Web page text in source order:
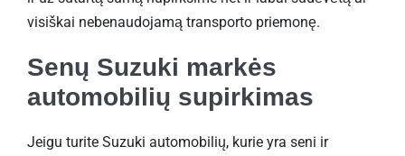
visiškai nebenaudojamą transporto priemonę.
Senų Suzuki markės
automobilių supirkimas
Jeigu turite Suzuki automobilių, kurie yra seni ir